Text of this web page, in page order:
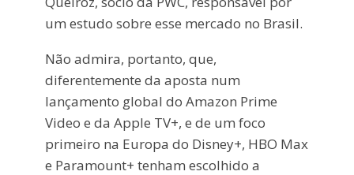
um estudo sobre esse mercado no Brasil.
Não admira, portanto, que,
diferentemente da aposta num
lançamento global do Amazon Prime
Video e da Apple TV+, e de um foco
primeiro na Europa do Disney+, HBO Max
e Paramount+ tenham escolhido a